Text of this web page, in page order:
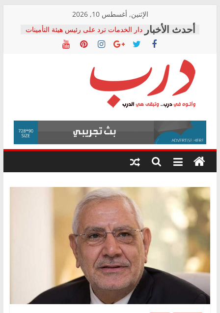
content
الإثنين, أغسطس 10, 2026
دار الخدمات ترد على رئيس هيئة التأمينات
بعد مؤتمره الصحفي: إنكار الأزمة لا ينهي
معاناة أصحاب المعاشات.. ونطالب بكشف
فرحات سليمان يكتب: القطاع الصحي إلى
أين؟
حزب التحالف الشعبي يطلق لجنة “الحق
في الصحة” بالإسكندرية لرصد الانتهاكات
ودعم المرضى
الوزاري لمدينة الصحفيين.. وانتهاء أعمال
إنشاء المبنى الإداري
المجلس القومي لحقوق الإنسان يعلن
متابعة قضية الدكتور محمد زهران.. ويؤكد:
قرينة البراءة وضمانات المحاكمة العادلة
درب
وأتوه
درب..
وتبقى
هي